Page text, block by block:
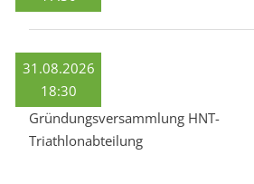
31.08.2026
18:30
Gründungsversammlung HNT-
Triathlonabteilung